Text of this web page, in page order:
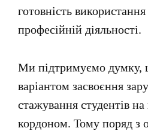
готовність
професійній діяльності.
Ми підтримуємо
варіантом засвоєння
стажування студентів
кордоном. Тому поряд з